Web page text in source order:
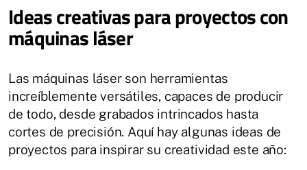
Ideas creativas para proyectos con
máquinas láser
Las máquinas láser son herramientas
increíblemente versátiles, capaces de producir
de todo, desde grabados intrincados hasta
cortes de precisión. Aquí hay algunas ideas de
proyectos para inspirar su creatividad este año: